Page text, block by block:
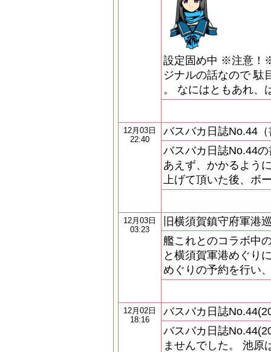
設定固め中 ※注意！
ジナルの話なので 駄
。 なにはともあれ、
12月03日
22:40
バスバカ日誌No.44
バスバカ日誌No.44
あえず、かかるよう
上げて頂いた後、ボ
12月03日
03:23
旧横須賀鎮守府軍港
艦これとのコラボ中
と横須賀軍港めぐり
めぐりの予約を行い
12月02日
18:16
バスバカ日誌
バスバカ日誌
ませんでした。 池原